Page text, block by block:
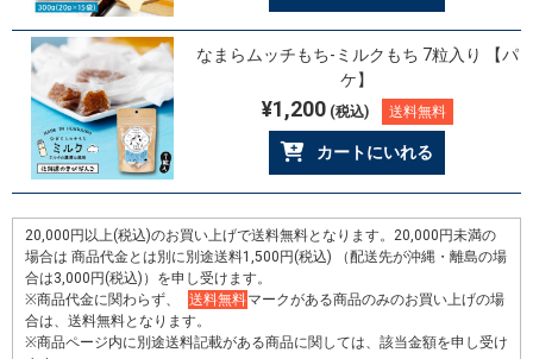
なまらムッチもち-ミルクもち 7粒入り 【パ
ケ】
¥1,200(税込) 送料無料
カートにいれる
20,000円以上(税込)のお買い上げで送料無料となります。20,000円未満の
場合は 商品代金とは別に別途送料1,500円(税込) （配送先が沖縄・離島の場
合は3,000円(税込)）を申し受けます。
※商品代金に関わらず、
送料無料マークがある商品のみのお買い上げの場
合は、送料無料となります。
※商品ページ内に別途送料記載がある商品に関しては、該当金額を申し受け